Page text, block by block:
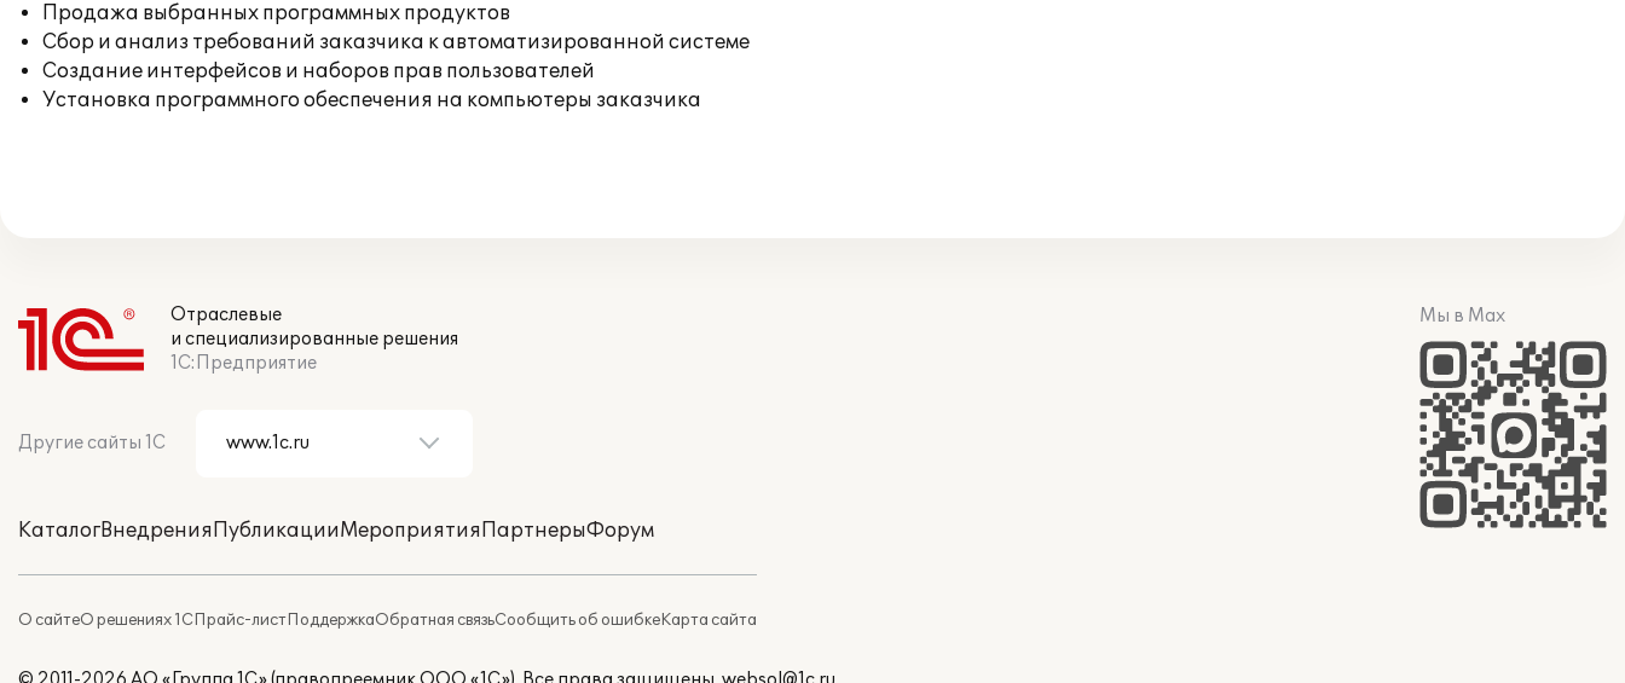
Продажа выбранных программных продуктов
Сбор и анализ требований заказчика к автоматизированной системе
Создание интерфейсов и наборов прав пользователей
Установка программного обеспечения на компьютеры заказчика
Отраслевые
и специализированные решения
1С:Предприятие
Другие сайты 1С
КаталогВнедренияПубликацииМероприятияПартнерыФорум
О сайтеО решениях 1СПрайс-листПоддержкаОбратная связьСообщить об ошибкеКарта сайта
Мы в Max